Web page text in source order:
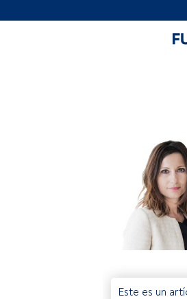
Este es un